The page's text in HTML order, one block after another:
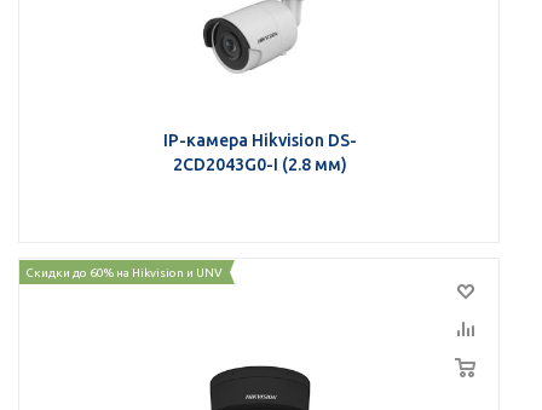
IP-камера Hikvision DS-
2CD2043G0-I (2.8 мм)
Скидки до 60% на Hikvision и UNV